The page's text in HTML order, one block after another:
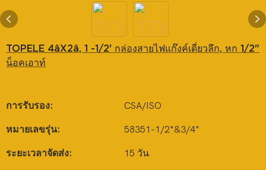
TOPELE 4âX2â, 1 -1/2' กล่องสายไฟแก๊งค์เดี่ยวลึก, หก 1/2"
น็อคเอาท์
การรับรอง: CSA/ISO
หมายเลขรุ่น: 58351-1/2"&3/4"
ระยะเวลาจัดส่ง: 15 วัน